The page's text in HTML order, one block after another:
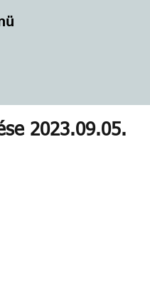
2023.09.05.